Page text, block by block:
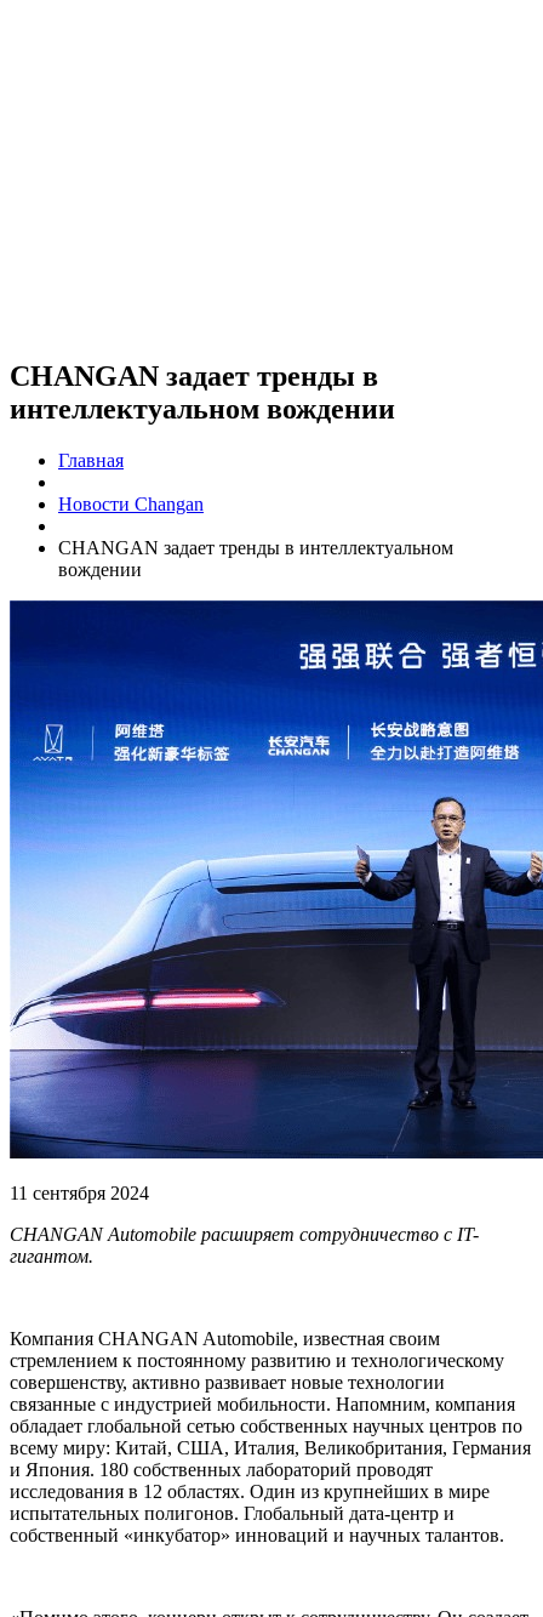
CHANGAN задает тренды в
интеллектуальном вождении
Главная
Новости Changan
CHANGAN задает тренды в интеллектуальном
вождении
11 сентября 2024
CHANGAN Automobile расширяет сотрудничество с IT-
гигантом.
Компания CHANGAN Automobile, известная своим
стремлением к постоянному развитию и технологическому
совершенству, активно развивает новые технологии
связанные с индустрией мобильности. Напомним, компания
обладает глобальной сетью собственных научных центров по
всему миру: Китай, США, Италия, Великобритания, Германия
и Япония. 180 собственных лабораторий проводят
исследования в 12 областях. Один из крупнейших в мире
испытательных полигонов. Глобальный дата-центр и
собственный «инкубатор» инноваций и научных талантов.